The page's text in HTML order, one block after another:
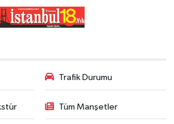
Trafik Durumu
Tüm Manşetler